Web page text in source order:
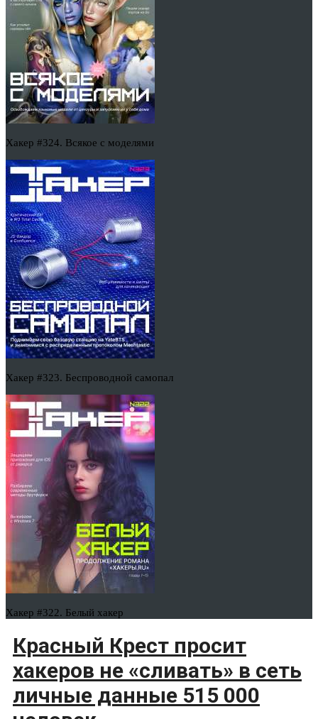
Хакер #324. Всякое с моделями
Хакер #323. Беспроводной самопал
Хакер #322. Белый хакер
Красный Крест просит
хакеров не «сливать» в сеть
личные данные 515 000